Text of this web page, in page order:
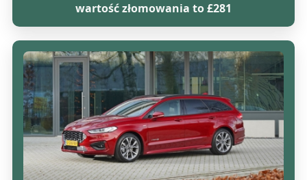
wartość złomowania to £281